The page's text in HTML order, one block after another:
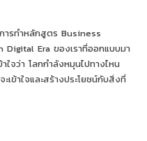
ารทำหลักสูตร Business
Digital Era ของเราที่ออกแบบมา
าใจว่า โลกกำลังหมุนไปทางไหน
ะเข้าใจและสร้างประโยชน์กับสิ่งที่